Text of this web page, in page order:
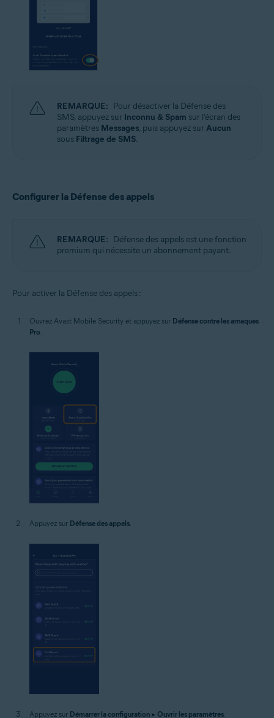
REMARQUE: Pour désactiver la Défense des
SMS, appuyez sur Inconnu & Spam sur l'écran des
paramètres Messages, puis appuyez surAucun
sous Filtrage de SMS.
Configurer la Défense des appels
REMARQUE: Défense des appels est une fonction
premium qui nécessite un abonnement payant.
Pour activer la Défense des appels :
Ouvrez Avast Mobile Security et appuyez sur Défense contre les arnaques
Pro
Appuyez sur Défense des appels
Appuyez sur Démarrer la configuration ▸ Ouvrir les paramètres.